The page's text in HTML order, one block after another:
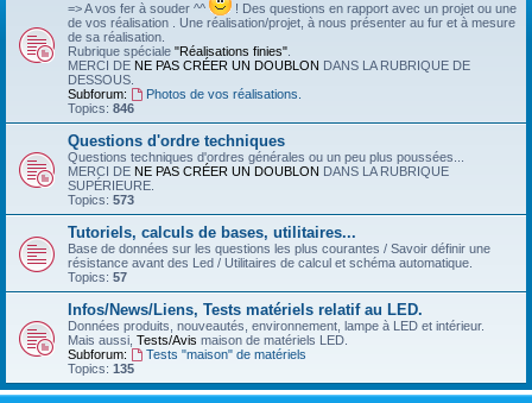
=> A vos fer à souder ^^
! Des questions en rapport avec un projet ou une
de vos réalisation . Une réalisation/projet, à nous présenter au fur et à mesure
de sa réalisation.
Rubrique spéciale "Réalisations finies"
MERCI DE NE PAS CRÉER UN DOUBLON DANS LA RUBRIQUE DE
DESSOUS.
Subforum:
Photos de vos réalisations.
Topics: 846
Questions d'ordre techniques
Questions techniques d'ordres générales ou un peu plus poussées...
MERCI DE NE PAS CRÉER UN DOUBLON DANS LA RUBRIQUE
SUPÉRIEURE.
Topics: 573
Tutoriels, calculs de bases, utilitaires...
Base de données sur les questions les plus courantes / Savoir définir une
résistance avant des Led / Utilitaires de calcul et schéma automatique.
Topics: 57
Infos/News/Liens, Tests matériels relatif au LED.
Données produits, nouveautés, environnement, lampe à LED et intérieur.
Mais aussi, Tests/Avis maison de matériels LED.
Subforum:
Tests "maison" de matériels
Topics: 135